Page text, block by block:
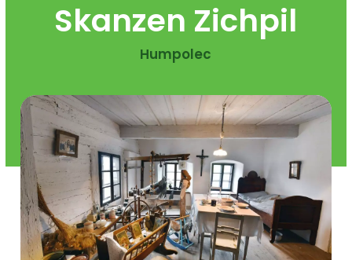
Skanzen Zichpil
Humpolec